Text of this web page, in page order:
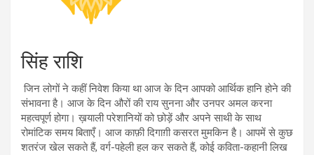
सिंह राशि
जिन लोगों ने कहीं निवेश किया था आज के दिन आपको आर्थिक हानि होने की
संभावना है। आज के दिन औरों की राय सुनना और उनपर अमल करना
महत्वपूर्ण होगा। ख़याली परेशानियों को छोड़ें और अपने साथी के साथ
रोमांटिक समय बिताएँ। आज काफ़ी दिगाग़ी कसरत मुमकिन है। आपमें से कुछ
शतरंज खेल सकते हैं, वर्ग-पहेली हल कर सकते हैं, कोई कविता-कहानी लिख